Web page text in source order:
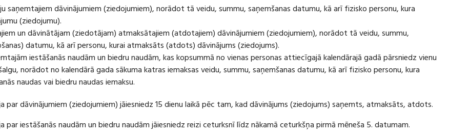
saņemtajiem dāvinājumiem (ziedojumiem), norādot tā veidu, summu, saņemšanas datumu, kā arī fizisko personu, kura
(ziedojumu).
un dāvinātājam (ziedotājam) atmaksātajiem (atdotajiem) dāvinājumiem (ziedojumiem), norādot tā veidu, summu,
datumu, kā arī personu, kurai atmaksāts (atdots) dāvinājums (ziedojums).
iestāšanās naudām un biedru naudām, kas kopsummā no vienas personas attiecīgajā kalendārajā gadā pārsniedz vienu
norādot no kalendārā gada sākuma katras iemaksas veidu, summu, saņemšanas datumu, kā arī fizisko personu, kura
naudas vai biedru naudas iemaksu.
par dāvinājumiem (ziedojumiem) jāiesniedz 15 dienu laikā pēc tam, kad dāvinājums (ziedojums) saņemts, atmaksāts, atdots.
par iestāšanās naudām un biedru naudām jāiesniedz reizi ceturksnī līdz nākamā ceturkšņa pirmā mēneša 5. datumam.